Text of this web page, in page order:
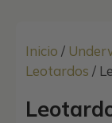
Inicio /
Leotardos /